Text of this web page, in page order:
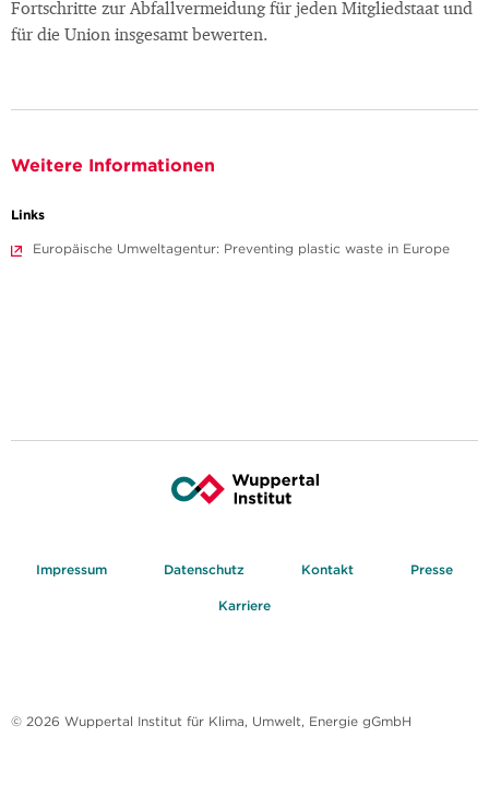
Fortschritte zur Abfallvermeidung für jeden Mitgliedstaat und
für die Union insgesamt bewerten.
Weitere Informationen
Links
Europäische Umweltagentur: Preventing plastic waste in Europe
Impressum Datenschutz Kontakt Presse
Karriere
© 2026 Wuppertal Institut für Klima, Umwelt, Energie gGmbH